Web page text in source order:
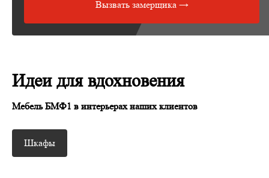
Вызвать замерщика →
Идеи для вдохновения
Мебель БМФ1 в интерьерах наших клиентов
Шкафы